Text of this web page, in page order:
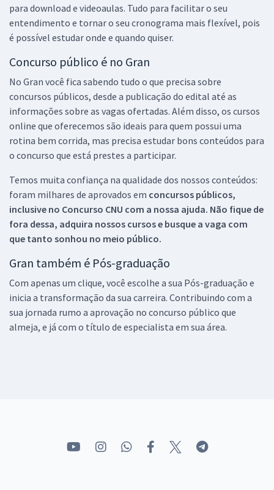
para download e videoaulas. Tudo para facilitar o seu
entendimento e tornar o seu cronograma mais flexível, pois
é possível estudar onde e quando quiser.
Concurso público é no Gran
No Gran você fica sabendo tudo o que precisa sobre
concursos públicos, desde a publicação do edital até as
informações sobre as vagas ofertadas. Além disso, os cursos
online que oferecemos são ideais para quem possui uma
rotina bem corrida, mas precisa estudar bons conteúdos para
o concurso que está prestes a participar.
Temos muita confiança na qualidade dos nossos conteúdos:
foram milhares de aprovados em concursos públicos,
inclusive no Concurso CNU com a nossa ajuda. Não fique de
fora dessa, adquira nossos cursos e busque a vaga com
que tanto sonhou no meio público.
Gran também é Pós-graduação
Com apenas um clique, você escolhe a sua Pós-graduação e
inicia a transformação da sua carreira. Contribuindo com a
sua jornada rumo a aprovação no concurso público que
almeja, e já com o título de especialista em sua área.